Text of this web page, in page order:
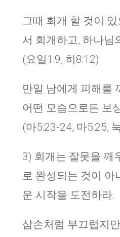
그때 회개 할 것이
서 회개하고, 하나님
(요일1:9, 히8:12)
만일 남에게 피해를
어떤 모습으로든 보
(마5:23-24, 마5:25,
3) 회개는 잘못을 깨
로 완성되는 것이 아
운 시작을 도전하라.
삼손처럼 부끄럽지